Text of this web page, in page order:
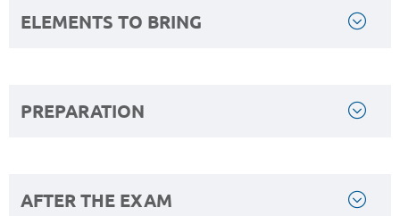
ELEMENTS TO BRING
PREPARATION
AFTER THE EXAM